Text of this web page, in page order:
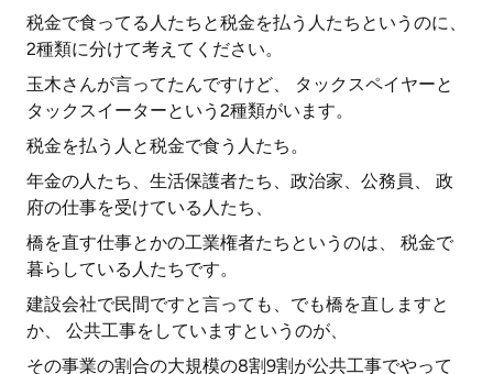
税金で食ってる人たちと税金を払う人たちというのに、
2種類に分けて考えてください。
玉木さんが言ってたんですけど、 タックスペイヤーと
タックスイーターという2種類がいます。
税金を払う人と税金で食う人たち。
年金の人たち、生活保護者たち、政治家、公務員、 政
府の仕事を受けている人たち、
橋を直す仕事とかの工業権者たちというのは、 税金で
暮らしている人たちです。
建設会社で民間ですと言っても、でも橋を直しますと
か、 公共工事をしていますというのが、
その事業の割合の大規模の8割9割が公共工事でやって